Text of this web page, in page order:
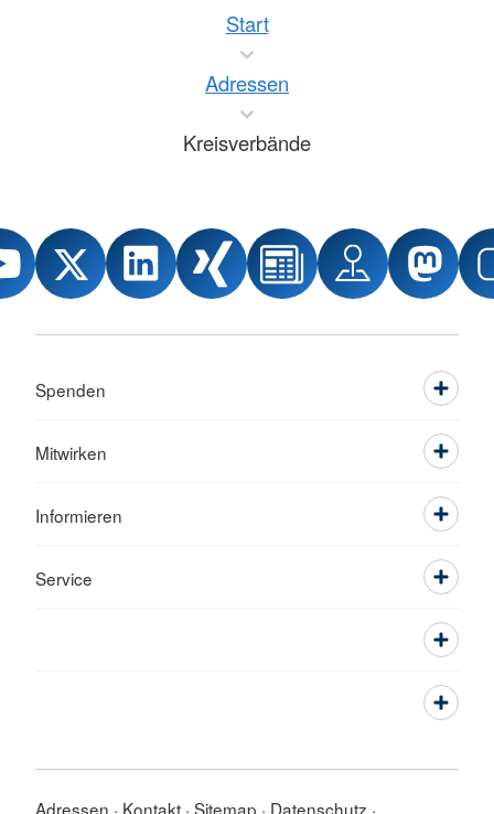
Start
Adressen
Kreisverbände
Spenden
Mitwirken
Informieren
Service
Adressen Kontakt Sitemap
Datenschutz